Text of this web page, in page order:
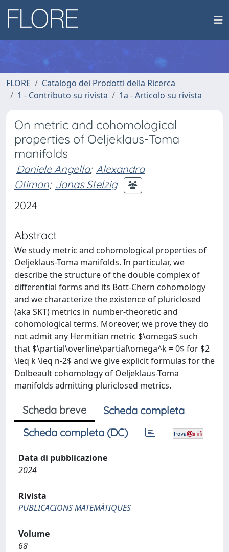
FLORE
Catalogo dei Prodotti della Ricerca
1 - Contributo su rivista
1a - Articolo su rivista
On metric and cohomological
properties of Oeljeklaus-Toma
manifolds
Daniele Angella; Alexandra
Otiman; Jonas Stelzig
2024
Abstract
We study metric and cohomological properties of
Oeljeklaus-Toma manifolds. In particular, we
describe the structure of the double complex of
differential forms and its Bott-Chern cohomology
and we characterize the existence of pluriclosed
(aka SKT) metrics in number-theoretic and
cohomological terms. Moreover, we prove they do
not admit any Hermitian metric $\omega$ such
that $\partial\overline\partial\omega^k = 0$ for $2
\leq k \leq n-2$ and we give explicit formulas for the
Dolbeault cohomology of Oeljeklaus-Toma
manifolds admitting pluriclosed metrics.
Scheda breve
Scheda completa
Scheda completa (DC)
Data di pubblicazione
2024
Rivista
PUBLICACIONS MATEMÀTIQUES
Volume
68